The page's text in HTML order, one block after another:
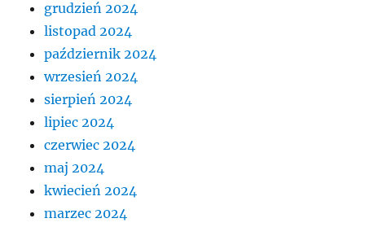
grudzień 2024
listopad 2024
październik 2024
wrzesień 2024
sierpień 2024
lipiec 2024
czerwiec 2024
maj 2024
kwiecień 2024
marzec 2024